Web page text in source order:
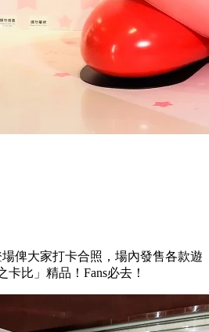
俾大家打卡合照，場內發售各款遊
比」精品！Fans必去！